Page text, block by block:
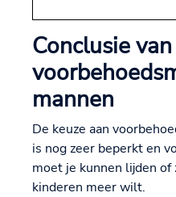
Conclusie van
mannen
De keuze aan
is nog zeer beperkt en
moet je kunnen lijden
kinderen meer wilt.